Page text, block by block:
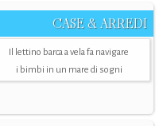
CASE & ARREDI
Il lettino barca a vela fa navigare
i bimbi in un mare di sogni